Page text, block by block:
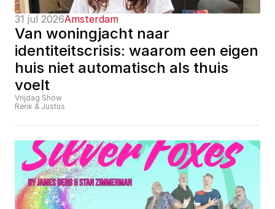
31 jul 2026Amsterdam
Van woningjacht naar
identiteitscrisis: waarom een eigen
huis niet automatisch als thuis
voelt
Vrijdag Show
Renk & Justus